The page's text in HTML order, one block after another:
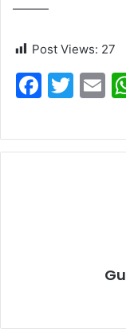
———
Post Views: 27
F
c
e
T
itt
er
E
ai
l